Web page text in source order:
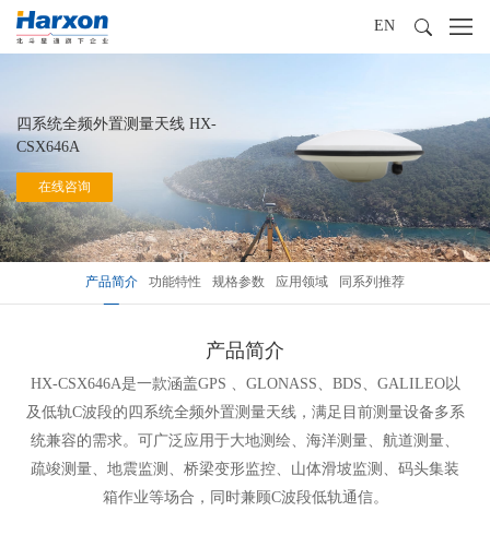
EN
四系统全频外置测量天线 HX-
CSX646A
在线咨询
产品简介 功能特性 规格参数 应用领域 同系列推荐
产品简介
HX-CSX646A是一款涵盖GPS 、GLONASS、BDS、GALILEO以
及低轨C波段的四系统全频外置测量天线，满足目前测量设备多系
统兼容的需求。可广泛应用于大地测绘、海洋测量、航道测量、
疏竣测量、地震监测、桥梁变形监控、山体滑坡监测、码头集装
箱作业等场合，同时兼顾C波段低轨通信。